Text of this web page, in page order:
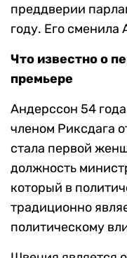
преддверии
году. Его сменила
Что известно о
премьере
Андерссон 54
членом Риксдага
стала первой
должность
который в
традиционно
политическому